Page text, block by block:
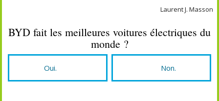
Laurent J. Masson
BYD fait les meilleures voitures électriques du
monde ?
Oui. Non.